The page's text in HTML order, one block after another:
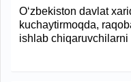
O‘zbekiston davlat
kuchaytirmoqda,
ishlab chiqaruvchilarni